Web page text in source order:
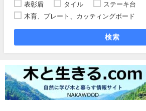
表彰盾
タイル ステーキ台
木育、プレート、カッティングボード
検索